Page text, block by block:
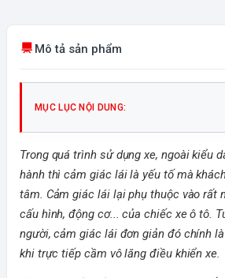
Mô tả sản phẩm
MỤC LỤC NỘI DUNG:
Trong quá trình sử dụng xe, ngoài kiểu
hành thì cảm giác lái là yếu tố mà
tâm. Cảm giác lái lại phụ thuộc vào rất
cấu hình, động cơ... của chiếc xe ô tô.
người, cảm giác lái đơn giản đó chính
khi trực tiếp cầm vô lăng điều khiển xe.